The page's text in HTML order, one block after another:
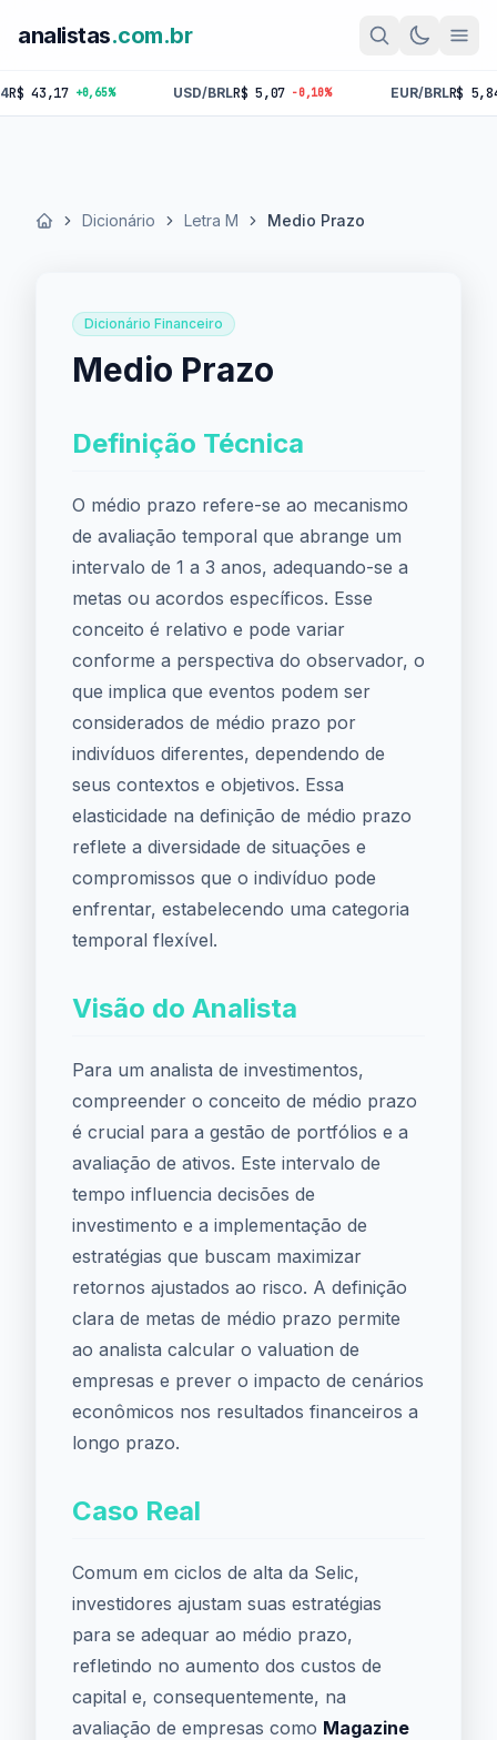
analistas.com.br
+0,65% USD/BRLR$ 5,07 -0,10% EUR/BRLR$ 5,84 -
Início Dicionário Letra M Medio Prazo
Dicionário Financeiro
Medio Prazo
Definição Técnica
O médio prazo refere-se ao mecanismo
de avaliação temporal que abrange um
intervalo de 1 a 3 anos, adequando-se a
metas ou acordos específicos. Esse
conceito é relativo e pode variar
conforme a perspectiva do observador, o
que implica que eventos podem ser
considerados de médio prazo por
indivíduos diferentes, dependendo de
seus contextos e objetivos. Essa
elasticidade na definição de médio prazo
reflete a diversidade de situações e
compromissos que o indivíduo pode
enfrentar, estabelecendo uma categoria
temporal flexível.
Visão do Analista
Para um analista de investimentos,
compreender o conceito de médio prazo
é crucial para a gestão de portfólios e a
avaliação de ativos. Este intervalo de
tempo influencia decisões de
investimento e a implementação de
estratégias que buscam maximizar
retornos ajustados ao risco. A definição
clara de metas de médio prazo permite
ao analista calcular o valuation de
empresas e prever o impacto de cenários
econômicos nos resultados financeiros a
longo prazo.
Caso Real
Comum em ciclos de alta da Selic,
investidores ajustam suas estratégias
para se adequar ao médio prazo,
refletindo no aumento dos custos de
capital e, consequentemente, na
avaliação de empresas como Magazine